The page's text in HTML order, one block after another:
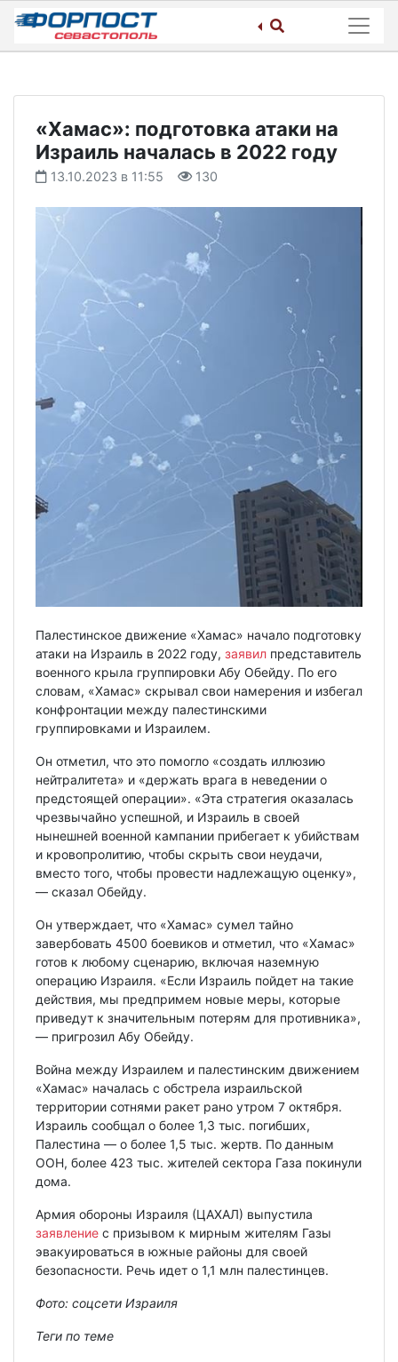
Skip
content
«Хамас»: подготовка атаки на
Израиль началась в 2022 году
13.10.2023 в 11:55 130
Палестинское движение «Хамас» начало подготовку
атаки на Израиль в 2022 году, заявил представитель
военного крыла группировки Абу Обейду. По его
словам, «Хамас» скрывал свои намерения и избегал
конфронтации между палестинскими
группировками и Израилем.
Он отметил, что это помогло «создать иллюзию
нейтралитета» и «держать врага в неведении о
предстоящей операции». «Эта стратегия оказалась
чрезвычайно успешной, и Израиль в своей
нынешней военной кампании прибегает к убийствам
и кровопролитию, чтобы скрыть свои неудачи,
вместо того, чтобы провести надлежащую оценку»,
— сказал Обейду.
Он утверждает, что «Хамас» сумел тайно
завербовать 4500 боевиков и отметил, что «Хамас»
готов к любому сценарию, включая наземную
операцию Израиля. «Если Израиль пойдет на такие
действия, мы предпримем новые меры, которые
приведут к значительным потерям для противника»,
— пригрозил Абу Обейду.
Война между Израилем и палестинским движением
«Хамас» началась с обстрела израильской
территории сотнями ракет рано утром 7 октября.
Израиль сообщал о более 1,3 тыс. погибших,
Палестина — о более 1,5 тыс. жертв. По данным
ООН, более 423 тыс. жителей сектора Газа покинули
дома.
Армия обороны Израиля (ЦАХАЛ) выпустила
заявление с призывом к мирным жителям Газы
эвакуироваться в южные районы для своей
безопасности. Речь идет о 1,1 млн палестинцев.
Фото: соцсети Израиля
Теги по теме